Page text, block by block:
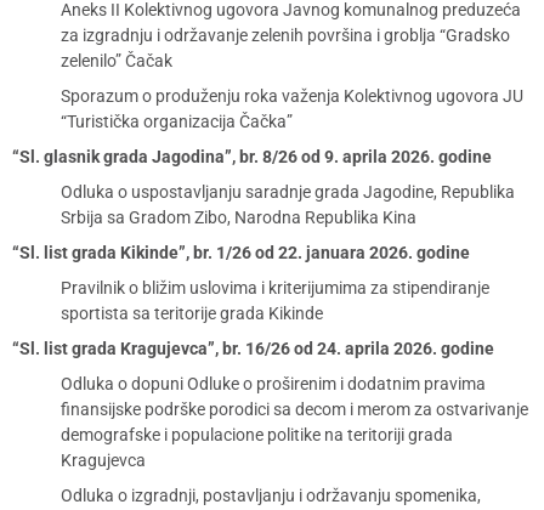
Aneks II Kolektivnog ugovora Javnog komunalnog preduzeća
za izgradnju i održavanje zelenih površina i groblja “Gradsko
zelenilo” Čačak
Sporazum o produženju roka važenja Kolektivnog ugovora JU
“Turistička organizacija Čačka”
“Sl. glasnik grada Jagodina”, br. 8/26 od 9. aprila 2026. godine
Odluka o uspostavljanju saradnje grada Jagodine, Republika
Srbija sa Gradom Zibo, Narodna Republika Kina
“Sl. list grada Kikinde”, br. 1/26 od 22. januara 2026. godine
Pravilnik o bližim uslovima i kriterijumima za stipendiranje
sportista sa teritorije grada Kikinde
“Sl. list grada Kragujevca”, br. 16/26 od 24. aprila 2026. godine
Odluka o dopuni Odluke o proširenim i dodatnim pravima
finansijske podrške porodici sa decom i merom za ostvarivanje
demografske i populacione politike na teritoriji grada
Kragujevca
Odluka o izgradnji, postavljanju i održavanju spomenika,